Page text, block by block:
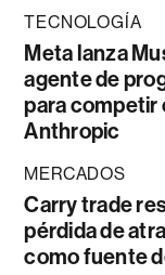
TECNOLOGÍA
Meta lanza
agente de
para competir
Anthropic
MERCADOS
Carry trade
pérdida de
como fuente